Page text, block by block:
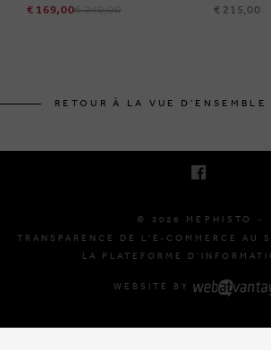
€ 169,00€ 240,00 € 215,00
RETOUR À LA VUE D'ENSEMBLE
© 2026 MEPHISTO -
TRANSPARENCE DE L'E-COMMERCE AU
LA PLATEFORME
WEBSITE BY